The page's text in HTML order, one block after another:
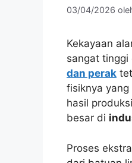
03/04/2026
Kekayaan
sangat tinggi
dan perak
fisiknya
hasil produksi
besar di
Proses